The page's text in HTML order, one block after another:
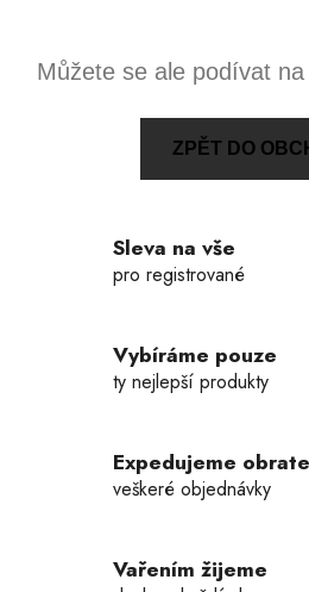
Můžete se ale podívat
ZPĚT DO
Sleva na vše
pro registrované
Vybíráme pouze
ty nejlepší produkty
Expedujeme
veškeré objednávky
Vařením žijeme